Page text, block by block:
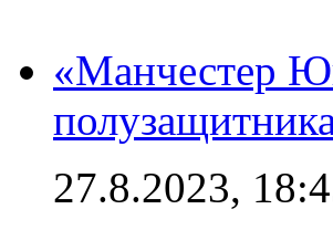
«Манчестер
27.8.2023,